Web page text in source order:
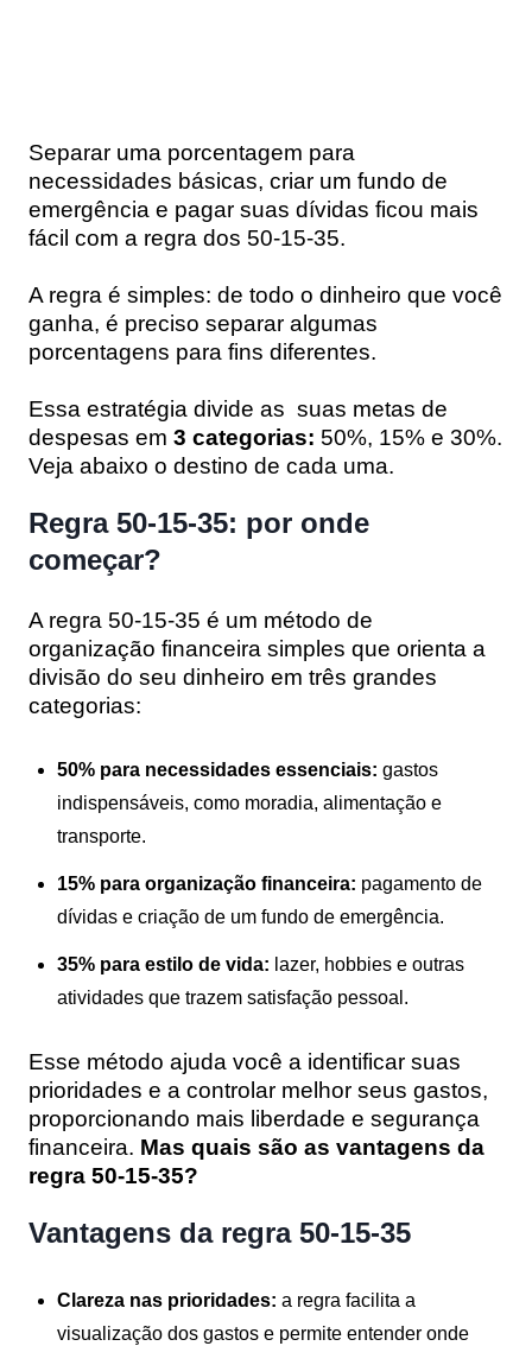
Separar uma porcentagem para
necessidades básicas, criar um fundo de
emergência e pagar suas dívidas ficou mais
fácil com a regra dos 50-15-35.
A regra é simples: de todo o dinheiro que você
ganha, é preciso separar algumas
porcentagens para fins diferentes.
Essa estratégia divide as suas metas de
despesas em 3 categorias: 50%, 15% e 30%.
Veja abaixo o destino de cada uma.
Regra 50-15-35: por onde
começar?
A regra 50-15-35 é um método de
organização financeira simples que orienta a
divisão do seu dinheiro em três grandes
categorias:
50% para necessidades essenciais: gastos
indispensáveis, como moradia, alimentação e
transporte.
15% para organização financeira: pagamento de
dívidas e criação de um fundo de emergência.
35% para estilo de vida: lazer, hobbies e outras
atividades que trazem satisfação pessoal.
Esse método ajuda você a identificar suas
prioridades e a controlar melhor seus gastos,
proporcionando mais liberdade e segurança
financeira. Mas quais são as vantagens da
regra 50-15-35?
Vantagens da regra 50-15-35
Clareza nas prioridades: a regra facilita a
visualização dos gastos e permite entender onde